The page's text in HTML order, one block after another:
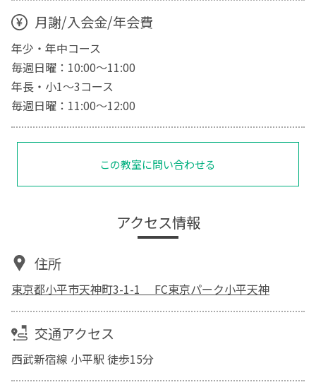
月謝/入会金/年会費
年少・年中コース
毎週日曜：10:00〜11:00
年長・小1〜3コース
毎週日曜：11:00〜12:00
この教室に問い合わせる
アクセス情報
住所
東京都小平市天神町3-1-1 FC東京パーク小平天神
交通アクセス
西武新宿線 小平駅 徒歩15分